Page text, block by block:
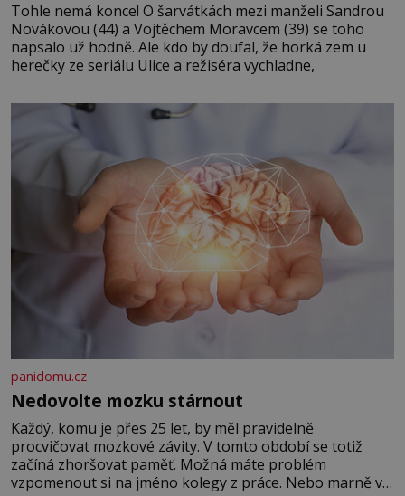
Tohle nemá konce! O šarvátkách mezi manželi Sandrou
Novákovou (44) a Vojtěchem Moravcem (39) se toho
napsalo už hodně. Ale kdo by doufal, že horká zem u
herečky ze seriálu Ulice a režiséra vychladne,
panidomu.cz
Nedovolte mozku stárnout
Každý, komu je přes 25 let, by měl pravidelně
procvičovat mozkové závity. V tomto období se totiž
začíná zhoršovat paměť. Možná máte problém
vzpomenout si na jméno kolegy z práce. Nebo marně v